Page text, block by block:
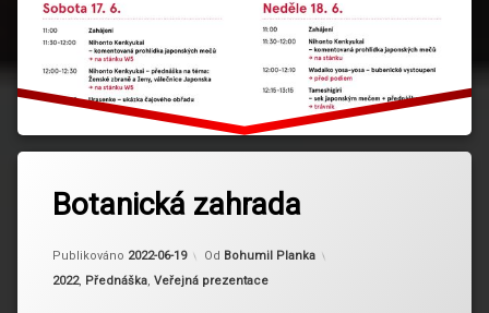
Botanická zahrada
Publikováno 2022-06-19
Aktualizováno2024-03-13
Od Bohumil Planka
Kategorie:
2022, Přednáška, Veřejná prezentace
Bonsaie